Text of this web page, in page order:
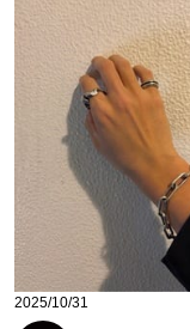
2025/10/31